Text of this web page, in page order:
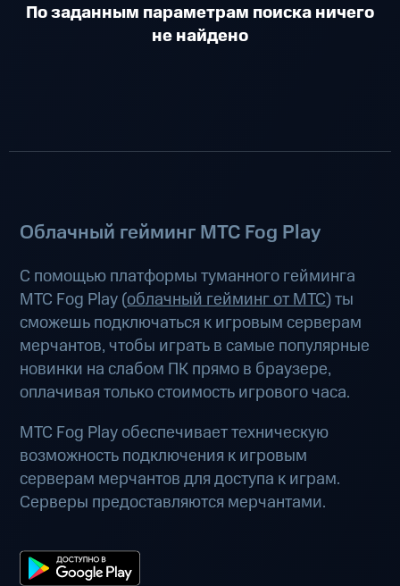
По заданным параметрам поиска ничего
не найдено
Облачный гейминг МТС Fog Play
С помощью платформы туманного гейминга
МТС Fog Play (облачный гейминг от МТС) ты
сможешь подключаться к игровым серверам
мерчантов, чтобы играть в самые популярные
новинки на слабом ПК прямо в браузере,
оплачивая только стоимость игрового часа.
МТС Fog Play обеспечивает техническую
возможность подключения к игровым
серверам мерчантов для доступа к играм.
Серверы предоставляются мерчантами.